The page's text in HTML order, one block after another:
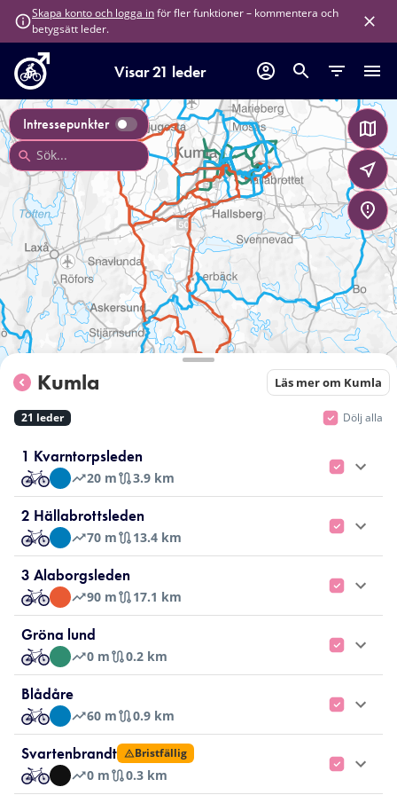
Skapa konto och logga inför fler funktioner – kommentera och
betygsätt leder.
Visar 21 leder
Intressepunkter
Kumla Läs mer om Kumla
21 leder Dölj alla
1 Kvarntorpsleden
20 m 3.9 km
2 Hällabrottsleden
70 m 13.4 km
3 Alaborgsleden
90 m 17.1 km
Gröna lund
0 m 0.2 km
Blådåre
60 m 0.9 km
Svartenbrandt Bristfällig
0 m 0.3 km